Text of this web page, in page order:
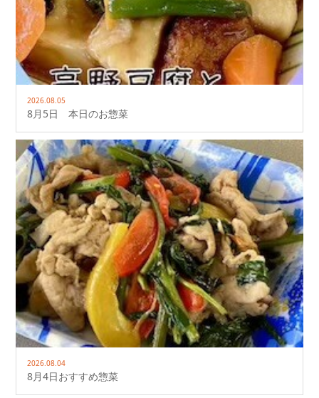
2026.08.05
8月5日 本日のお惣菜
2026.08.04
8月4日おすすめ惣菜